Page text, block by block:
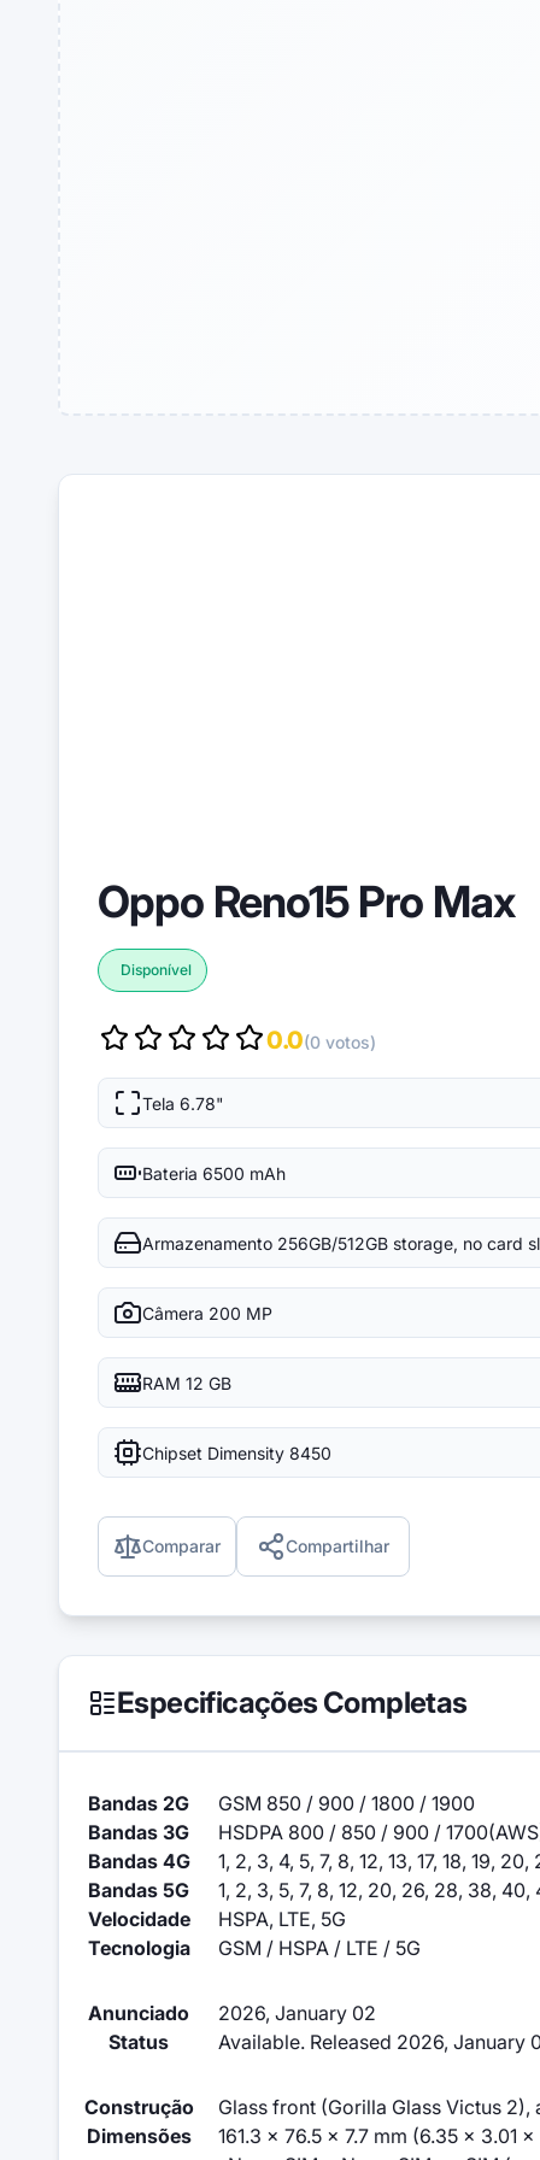
Oppo Reno15 Pro Max
Disponível
0.0(0 votos)
Tela 6.78"
Bateria 6500 mAh
Armazenamento 256GB/512GB storage, no card
Câmera 200 MP
RAM 12 GB
Chipset Dimensity 8450
Comparar Compartilhar
Especificações Completas
Bandas 2G
GSM 850 / 900 / 1800 / 1900
Bandas 3G
HSDPA 800 / 850 / 900 /
Bandas 4G
1, 2, 3, 4, 5, 7, 8, 12, 13, 17, 18, 19,
Bandas 5G
1, 2, 3, 5, 7, 8, 12, 20, 26, 28, 38,
Velocidade
HSPA, LTE, 5G
Tecnologia
GSM / HSPA / LTE / 5G
Anunciado
2026, January 02
Status
Available. Released 2026, January
Construção
Glass front (Gorilla Glass Victus
Dimensões
161.3 x 76.5 x 7.7 mm (6.35 x 3.01